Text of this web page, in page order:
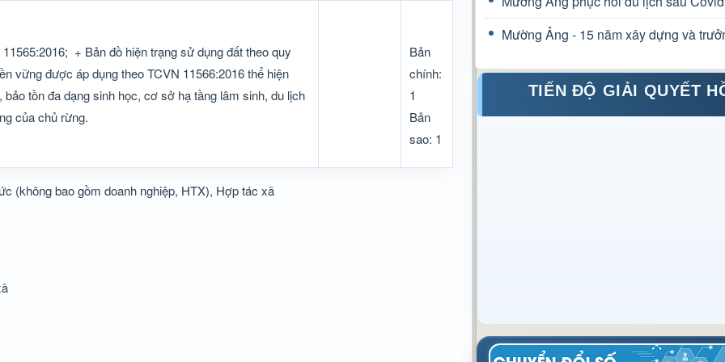
+ Bản đồ hiện trạng sử dụng đất theo quy
vững được áp dụng theo TCVN 11566:2016 thể hiện
tồn đa dạng sinh học, cơ sở hạ tầng lâm sinh, du lịch
của chủ rừng.
Bản
chính:
1
Bản
sao: 1
(không bao gồm doanh nghiệp, HTX), Hợp tác xã
Mường Ảng - 15 năm xây dựng và
TIẾN ĐỘ GIẢI QUYẾT